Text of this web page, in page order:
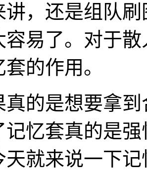
讲，还是组队
容易了。对于
的作用。
真的是想要拿
记忆套真的是
天就来说一下